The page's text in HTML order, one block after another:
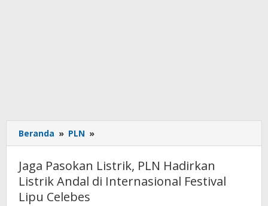
Beranda » PLN »
Pasokan
PLN
Hadirkan
Jaga Pasokan Listrik, PLN Hadirkan
Listrik Andal di Internasional Festival
Lipu Celebes